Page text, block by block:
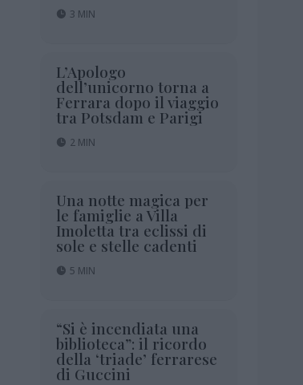
3 MIN
L’Apologo
dell’unicorno torna a
Ferrara dopo il viaggio
tra Potsdam e Parigi
2 MIN
Una notte magica per
le famiglie a Villa
Imoletta tra eclissi di
sole e stelle cadenti
5 MIN
“Si è incendiata una
biblioteca”: il ricordo
della ‘triade’ ferrarese
di Guccini